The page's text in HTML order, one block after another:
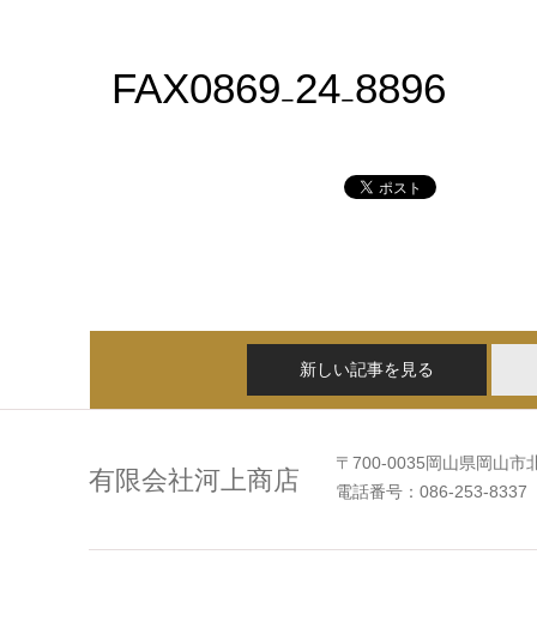
FAX0869₋24₋8896
新しい記事を見る
有限会社河上商店
〒700-0035岡山県岡山市
電話番号：086-253-